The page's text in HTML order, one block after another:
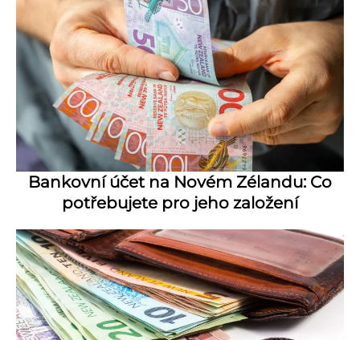
Bankovní účet na Novém Zélandu: Co
potřebujete pro jeho založení